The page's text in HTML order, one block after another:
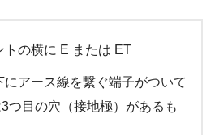
トの横に E または ET
にアース線を繋ぐ端子がついて
つ目の穴（接地極）があるも